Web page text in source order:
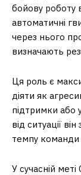
бойову роботу
автоматичні
через нього
визначають
Ця роль є
діяти як
підтримки або
від ситуації
темпу команди
У сучасній